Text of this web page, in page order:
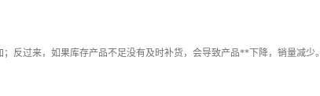
反过来，如果库存产品不足没有及时补货，会导致产品**下降，销量减少。